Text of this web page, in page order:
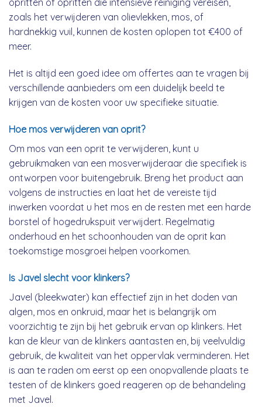
opritten of opritten die intensieve reiniging vereisen,
zoals het verwijderen van olievlekken, mos, of
hardnekkig vuil, kunnen de kosten oplopen tot €400 of
meer.
Het is altijd een goed idee om offertes aan te vragen bij
verschillende aanbieders om een duidelijk beeld te
krijgen van de kosten voor uw specifieke situatie.
Hoe mos verwijderen van oprit?
Om mos van een oprit te verwijderen, kunt u
gebruikmaken van een mosverwijderaar die specifiek is
ontworpen voor buitengebruik. Breng het product aan
volgens de instructies en laat het de vereiste tijd
inwerken voordat u het mos en de resten met een harde
borstel of hogedrukspuit verwijdert. Regelmatig
onderhoud en het schoonhouden van de oprit kan
toekomstige mosgroei helpen voorkomen.
Is Javel slecht voor klinkers?
Javel (bleekwater) kan effectief zijn in het doden van
algen, mos en onkruid, maar het is belangrijk om
voorzichtig te zijn bij het gebruik ervan op klinkers. Het
kan de kleur van de klinkers aantasten en, bij veelvuldig
gebruik, de kwaliteit van het oppervlak verminderen. Het
is aan te raden om eerst op een onopvallende plaats te
testen of de klinkers goed reageren op de behandeling
met Javel.